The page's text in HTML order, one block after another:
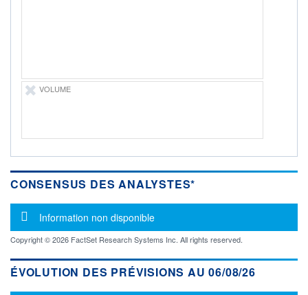
Boursobank
VOLUME
CONSENSUS DES ANALYSTES*
Message d'information
Information non disponible
Copyright © 2026 FactSet Research Systems Inc. All rights reserved.
ÉVOLUTION DES PRÉVISIONS AU 06/08/26